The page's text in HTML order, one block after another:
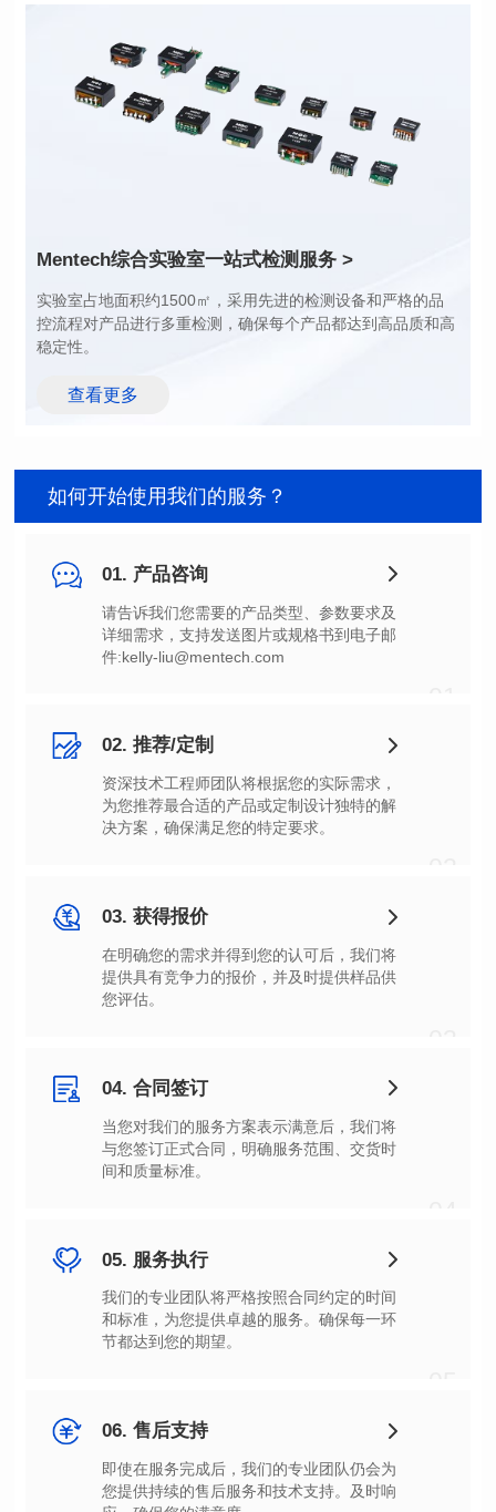
功率 (Watts): 1
圈比: 1:0.119
应用类型: POE
应用类型: POE
Mentech综合实验室一站式检测服务 >
稳定性。
查看更多
如何开始使用我们的服务？
01. 产品咨询
件:kelly-liu@mentech.com
02. 推荐/定制
决方案，确保满足您的特定要求。
03. 获得报价
您评估。
04. 合同签订
间和质量标准。
05. 服务执行
节都达到您的期望。
06. 售后支持